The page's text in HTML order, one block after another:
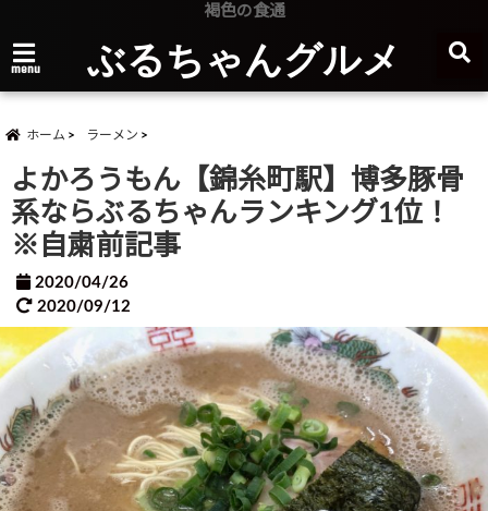
褐色の食通
menu ぶるちゃんグルメ
ホーム ラーメン
よかろうもん【錦糸町駅】博多豚骨
系ならぶるちゃんランキング1位！
※自粛前記事
2020/04/26
2020/09/12